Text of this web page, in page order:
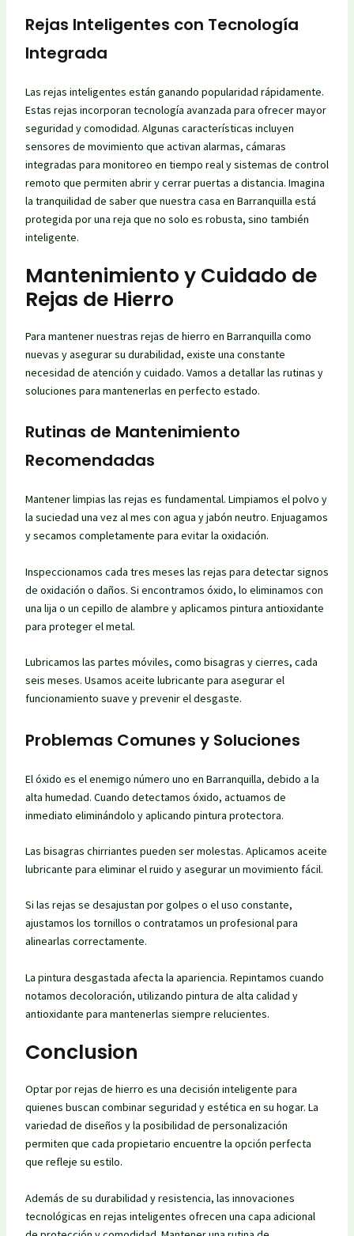
Rejas Inteligentes con Tecnología
Integrada
Las rejas inteligentes están ganando popularidad rápidamente.
Estas rejas incorporan tecnología avanzada para ofrecer mayor
seguridad y comodidad. Algunas características incluyen
sensores de movimiento que activan alarmas, cámaras
integradas para monitoreo en tiempo real y sistemas de control
remoto que permiten abrir y cerrar puertas a distancia. Imagina
la tranquilidad de saber que nuestra casa en Barranquilla está
protegida por una reja que no solo es robusta, sino también
inteligente.
Mantenimiento y Cuidado de
Rejas de Hierro
Para mantener nuestras rejas de hierro en Barranquilla como
nuevas y asegurar su durabilidad, existe una constante
necesidad de atención y cuidado. Vamos a detallar las rutinas y
soluciones para mantenerlas en perfecto estado.
Rutinas de Mantenimiento
Recomendadas
Mantener limpias las rejas es fundamental. Limpiamos el polvo y
la suciedad una vez al mes con agua y jabón neutro. Enjuagamos
y secamos completamente para evitar la oxidación.
Inspeccionamos cada tres meses las rejas para detectar signos
de oxidación o daños. Si encontramos óxido, lo eliminamos con
una lija o un cepillo de alambre y aplicamos pintura antioxidante
para proteger el metal.
Lubricamos las partes móviles, como bisagras y cierres, cada
seis meses. Usamos aceite lubricante para asegurar el
funcionamiento suave y prevenir el desgaste.
Problemas Comunes y Soluciones
El óxido es el enemigo número uno en Barranquilla, debido a la
alta humedad. Cuando detectamos óxido, actuamos de
inmediato eliminándolo y aplicando pintura protectora.
Las bisagras chirriantes pueden ser molestas. Aplicamos aceite
lubricante para eliminar el ruido y asegurar un movimiento fácil.
Si las rejas se desajustan por golpes o el uso constante,
ajustamos los tornillos o contratamos un profesional para
alinearlas correctamente.
La pintura desgastada afecta la apariencia. Repintamos cuando
notamos decoloración, utilizando pintura de alta calidad y
antioxidante para mantenerlas siempre relucientes.
Conclusion
Optar por rejas de hierro es una decisión inteligente para
quienes buscan combinar seguridad y estética en su hogar. La
variedad de diseños y la posibilidad de personalización
permiten que cada propietario encuentre la opción perfecta
que refleje su estilo.
Además de su durabilidad y resistencia, las innovaciones
tecnológicas en rejas inteligentes ofrecen una capa adicional